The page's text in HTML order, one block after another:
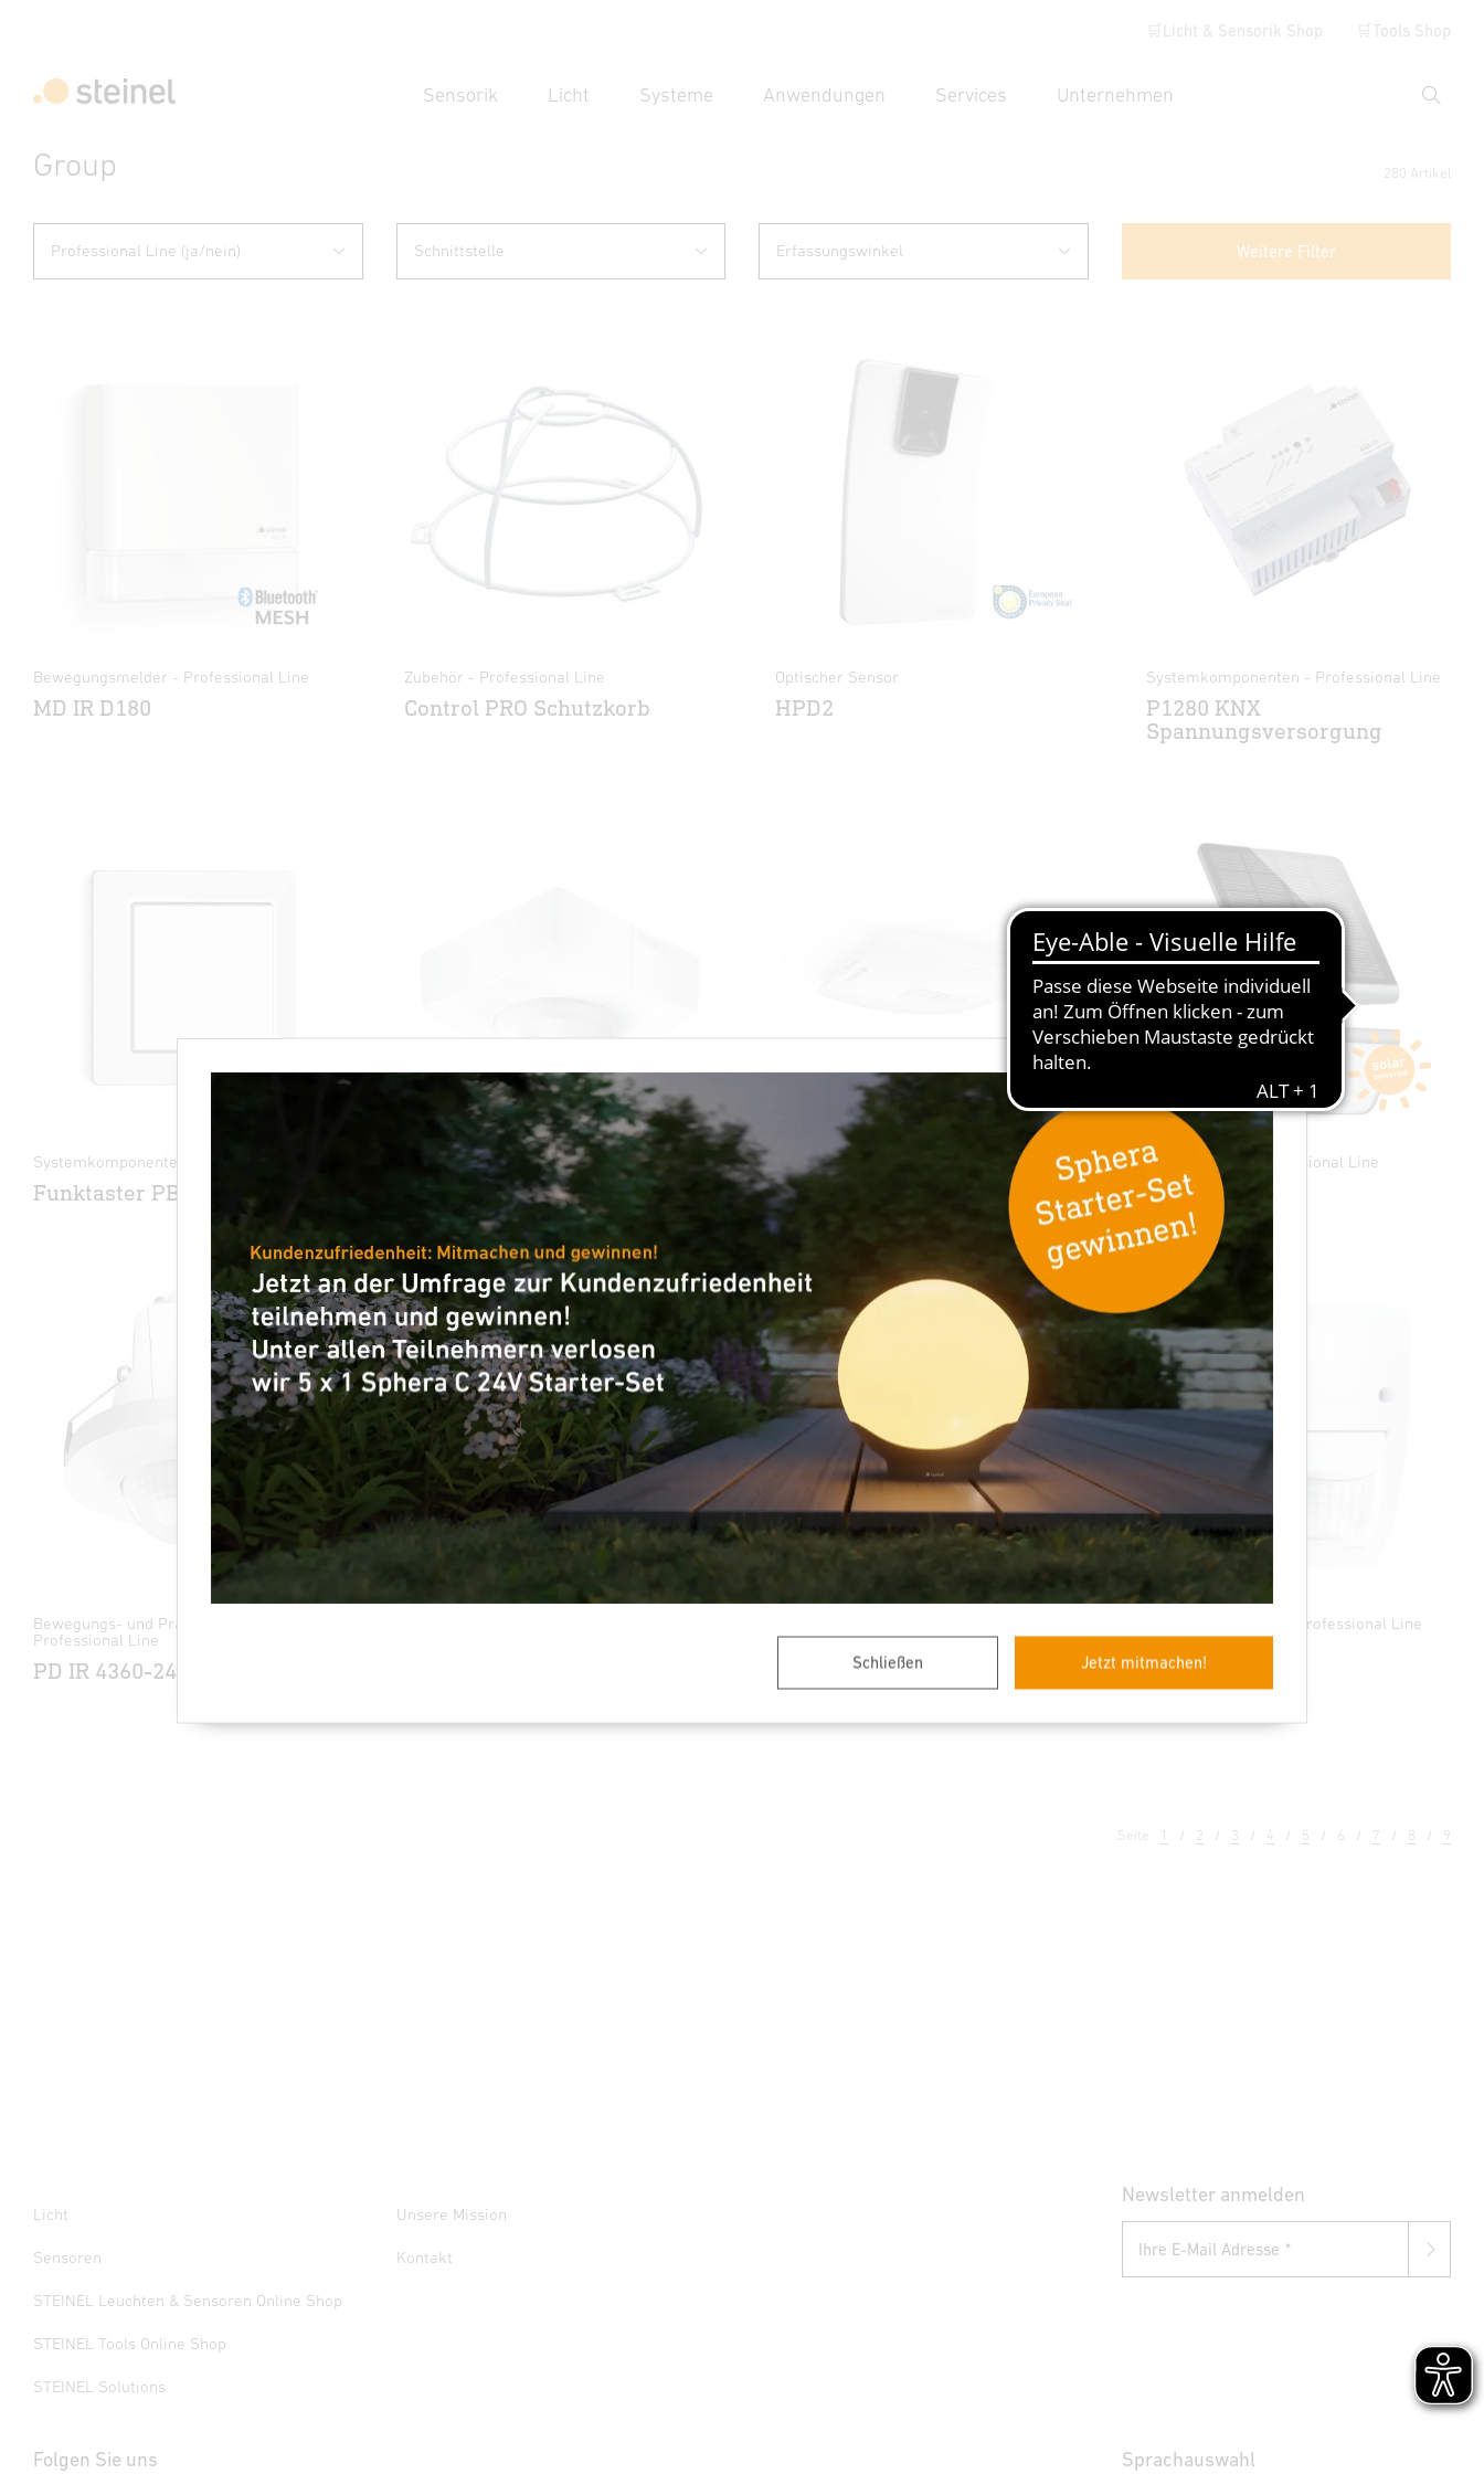
🛒Licht & Sensorik Shop 🛒Tools Shop
Sensorik Licht Systeme Anwendungen Services Unternehmen
Suche
×
Schließen Jetzt mitmachen!
Group 280 Artikel
Weitere Filter
Professional Line (ja/nein) Schnittstelle Erfassungswinkel
Bewegungsmelder - Professional Line
MD IR D180
Zubehör - Professional Line
Control PRO Schutzkorb
Optischer Sensor
HPD2
Systemkomponenten - Professional Line
P1280 KNX
Spannungsversorgung
Systemkomponenten - Professional Line
Funktaster PB2-Bluetooth
Bewegungsmelder - Professional Line
IS 345 MX Highbay
Präsenzmelder - Professional Line
EO
Solarleuchte - Professional Line
XSolar L-S
Bewegungs- und Präsenzmelder -
Professional Line
PD IR 4360-24
Professional Line
PD IR 4360-8
Bewegungsmelder - Professional Line
IS 2160 ECO
Seite 1 2 3 4 5 6 7 8 9
Licht
Sensoren
STEINEL Leuchten & Sensoren Online Shop
STEINEL Tools Online Shop
STEINEL Solutions
Unsere Mission
Kontakt
Newsletter anmelden
Ihre E-Mail Adresse
Folgen Sie uns Sprachauswahl